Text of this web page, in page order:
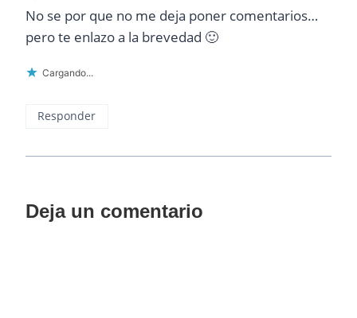
No se por que no me deja poner comentarios…
pero te enlazo a la brevedad 🙂
Cargando...
Responder
Deja un comentario